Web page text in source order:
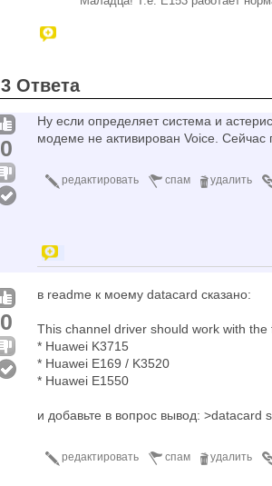
3 Ответа
0
Ну если определяет система и
модеме не активирован Voice. Сейчас
удалить
спам
редактировать
0
в readme к моему datacard сказано:
This channel driver should work with the
* Huawei K3715
* Huawei E169 / K3520
* Huawei E1550
и добавьте в вопрос вывод: >datacard
удалить
спам
редактировать